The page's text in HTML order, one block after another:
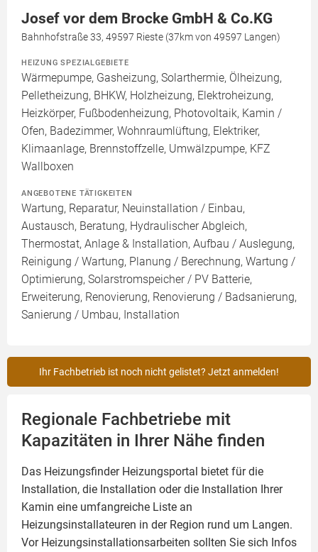
Josef vor dem Brocke GmbH & Co.KG
Bahnhofstraße 33, 49597 Rieste (37km von 49597 Langen)
HEIZUNG SPEZIALGEBIETE
Wärmepumpe, Gasheizung, Solarthermie, Ölheizung,
Pelletheizung, BHKW, Holzheizung, Elektroheizung,
Heizkörper, Fußbodenheizung, Photovoltaik, Kamin /
Ofen, Badezimmer, Wohnraumlüftung, Elektriker,
Klimaanlage, Brennstoffzelle, Umwälzpumpe, KFZ
Wallboxen
ANGEBOTENE TÄTIGKEITEN
Wartung, Reparatur, Neuinstallation / Einbau,
Austausch, Beratung, Hydraulischer Abgleich,
Thermostat, Anlage & Installation, Aufbau / Auslegung,
Reinigung / Wartung, Planung / Berechnung, Wartung /
Optimierung, Solarstromspeicher / PV Batterie,
Erweiterung, Renovierung, Renovierung / Badsanierung,
Sanierung / Umbau, Installation
Ihr Fachbetrieb ist noch nicht gelistet? Jetzt anmelden!
Regionale Fachbetriebe mit
Kapazitäten in Ihrer Nähe finden
Das Heizungsfinder Heizungsportal bietet für die
Installation, die Installation oder die Installation Ihrer
Kamin eine umfangreiche Liste an
Heizungsinstallateuren in der Region rund um Langen.
Vor Heizungsinstallationsarbeiten sollten Sie sich Infos